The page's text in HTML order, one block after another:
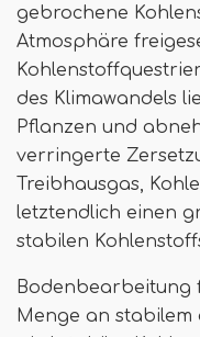
gebrochene
Atmosphäre
des Klimawandels
Pflanzen und
verringerte
Treibhausgas,
letztendlich einen
stabilen
Bodenbearbeitung
Menge an